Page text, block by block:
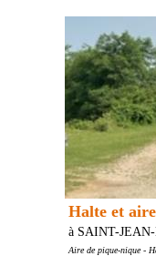
Halte et
à SAINT-
Aire de pique-nique -